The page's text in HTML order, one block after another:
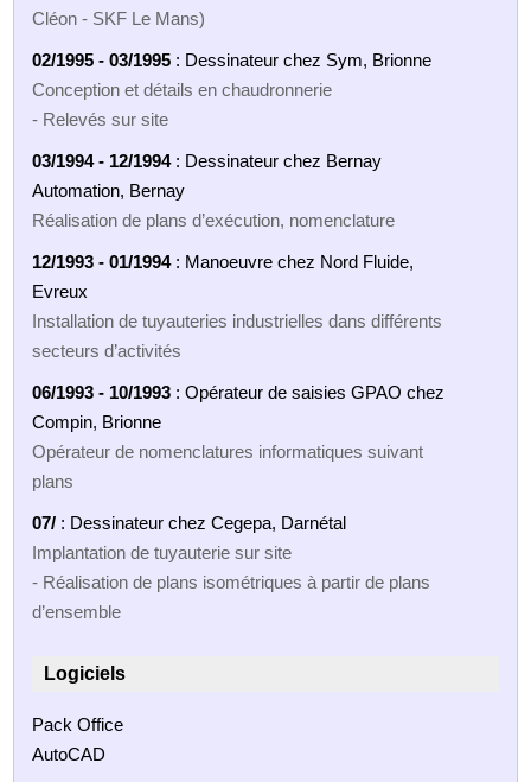
Cléon - SKF Le Mans)
02/1995 - 03/1995 : Dessinateur chez Sym, Brionne
Conception et détails en chaudronnerie
- Relevés sur site
03/1994 - 12/1994: Dessinateur chez Bernay
Automation, Bernay
Réalisation de plans d’exécution, nomenclature
12/1993 - 01/1994: Manoeuvre chez Nord Fluide,
Evreux
Installation de tuyauteries industrielles dans différents
secteurs d’activités
06/1993 - 10/1993 : Opérateur de saisies GPAO chez
Compin, Brionne
Opérateur de nomenclatures informatiques suivant
plans
07/ : Dessinateur chez Cegepa, Darnétal
Implantation de tuyauterie sur site
- Réalisation de plans isométriques à partir de plans
d’ensemble
Logiciels
Pack Office
AutoCAD